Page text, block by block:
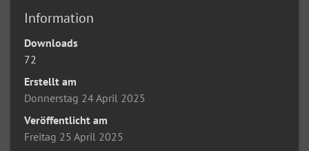
Information
Downloads
72
Erstellt am
Donnerstag 24 April 2025
Veröffentlicht am
Freitag 25 April 2025